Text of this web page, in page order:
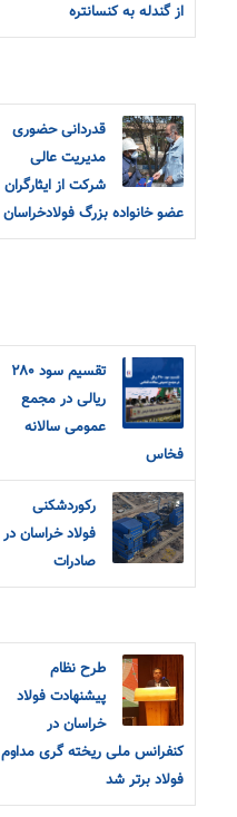
از گندله به کنسانتره
قدردانی حضوری
مدیریت عالی
شرکت از ایثارگران
عضو خانواده‌ بزرگ‌ فولادخراسان
تقسیم سود ۲۸۰
ریالی در مجمع
عمومی سالانه
فخاس
رکوردشکنی
فولاد خراسان در
صادرات
طرح نظام
پیشنهادت فولاد
خراسان در
کنفرانس ملی ریخته گری مداوم
فولاد برتر شد